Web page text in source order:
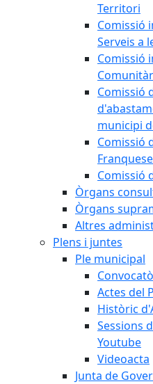
Territori
Comissió
Serveis a
Comissió
Comissió
municipi
Comissió
Comissió
Òrgans
Òrgans
Altres
Plens i juntes
Ple municipal
Actes del
Històric
Sessions
Youtube
Videoacta
Junta de